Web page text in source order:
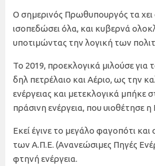
Ο σημερινός Πρωθυπουργός τα χει
ισοπεδώσει όλα, και κυβερνά
υποτιμώντας την λογική των
Το 2019, προεκλογικά μιλούσε για
δηλ πετρέλαιο και Αέριο, ως την
ενέργειας και μετεκλογικά μπήκε
πράσινη ενέργεια, που υιοθέτησε η
Εκεί έγινε το μεγάλο φαγοπότι
των Α.Π.Ε. (Ανανεώσιμες Πηγές
φτηνή ενέργεια.